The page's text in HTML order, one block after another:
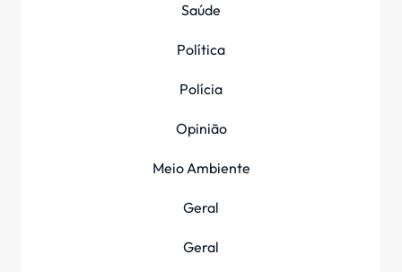
Saúde
Política
Polícia
Opinião
Meio Ambiente
Geral
Geral